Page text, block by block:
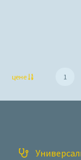
цене 1